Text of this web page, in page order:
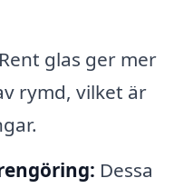
Rent glas ger mer
rymd, vilket är
Dessa